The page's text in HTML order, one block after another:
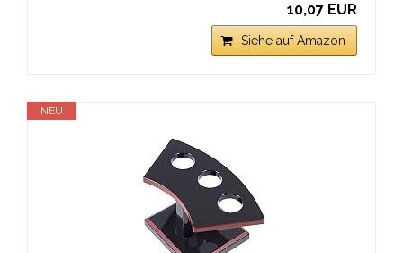
10,07 EUR
Siehe auf Amazon
NEU